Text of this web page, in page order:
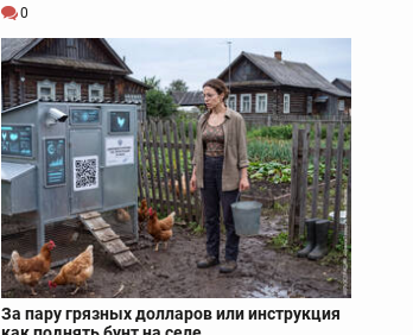
0
За пару грязных долларов или инструкция